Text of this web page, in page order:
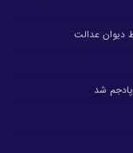
دیوان عدالت
شد